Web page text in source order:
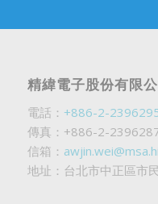
精緯電子股份有限
電話： +886-2-
傳真：+886-2-
信箱：
地址：台北市中正區市